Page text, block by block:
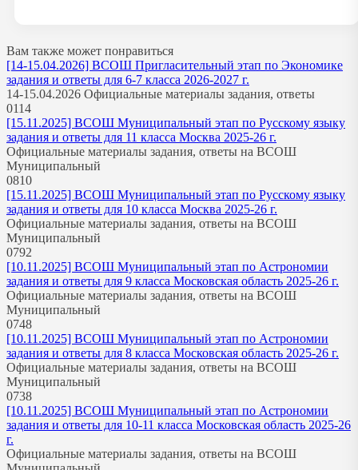
Вам также может понравиться
[14-15.04.2026] ВСОШ Пригласительный этап по Экономике
задания и ответы для 6-7 класса 2026-2027 г.
14-15.04.2026 Официальные материалы задания, ответы
0114
[15.11.2025] ВСОШ Муниципальный этап по Русскому языку
задания и ответы для 11 класса Москва 2025-26 г.
Официальные материалы задания, ответы на ВСОШ
Муниципальный
0810
[15.11.2025] ВСОШ Муниципальный этап по Русскому языку
задания и ответы для 10 класса Москва 2025-26 г.
Официальные материалы задания, ответы на ВСОШ
Муниципальный
0792
[10.11.2025] ВСОШ Муниципальный этап по Астрономии
задания и ответы для 9 класса Московская область 2025-26 г.
Официальные материалы задания, ответы на ВСОШ
Муниципальный
0748
[10.11.2025] ВСОШ Муниципальный этап по Астрономии
задания и ответы для 8 класса Московская область 2025-26 г.
Официальные материалы задания, ответы на ВСОШ
Муниципальный
0738
[10.11.2025] ВСОШ Муниципальный этап по Астрономии
задания и ответы для 10-11 класса Московская область 2025-26
г.
Официальные материалы задания, ответы на ВСОШ